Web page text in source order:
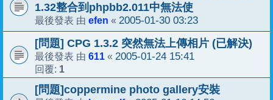
1.32整合到phpbb2.011中無法使
最後發表 由 efen « 2005-01-30 03:23
[問題] CPG 1.3.2 突然無法上傳相片 (已解決)
最後發表 由 611 « 2005-01-24 15:41
回覆: 1
[問題]coppermine photo gallery安裝